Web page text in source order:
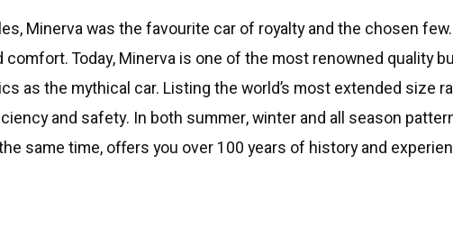
Minerva was the favourite car of royalty and the chosen
Today, Minerva is one of the most renowned quality
as the mythical car. Listing the world’s most extended size
and safety. In both summer, winter and all season
same time, offers you over 100 years of history and